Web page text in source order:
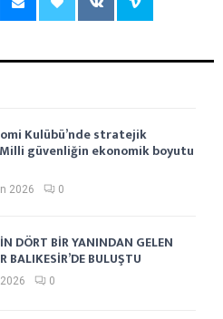
Kulübü’nde stratejik
güvenliğin ekonomik boyutu
2026 0
DÖRT BİR YANINDAN GELEN
BALIKESİR’DE BULUŞTU
0